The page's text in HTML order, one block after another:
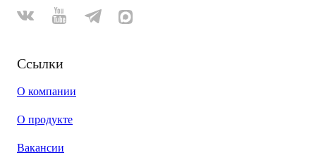
Ссылки
О компании
О продукте
Вакансии